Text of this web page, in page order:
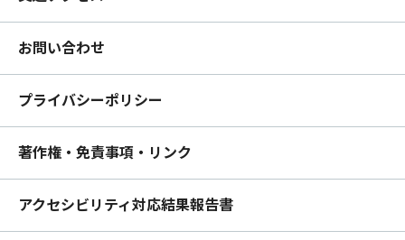
お問い合わせ
プライバシーポリシー
著作権・免責事項・リンク
アクセシビリティ対応結果報告書